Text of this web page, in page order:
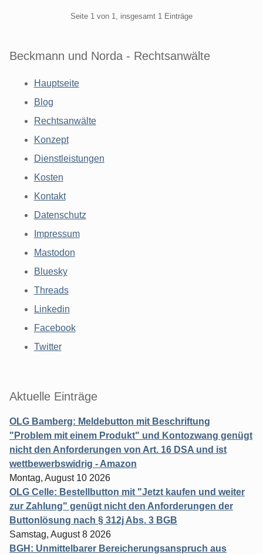
Seite 1 von 1, insgesamt 1 Einträge
Beckmann und Norda - Rechtsanwälte
Hauptseite
Blog
Rechtsanwälte
Konzept
Dienstleistungen
Kosten
Kontakt
Datenschutz
Impressum
Mastodon
Bluesky
Threads
Linkedin
Facebook
Twitter
Aktuelle Einträge
OLG Bamberg: Meldebutton mit Beschriftung
"Problem mit einem Produkt" und Kontozwang genügt
nicht den Anforderungen von Art. 16 DSA und ist
wettbewerbswidrig - Amazon
Montag, August 10 2026
OLG Celle: Bestellbutton mit "Jetzt kaufen und weiter
zur Zahlung" genügt nicht den Anforderungen der
Buttonlösung nach § 312j Abs. 3 BGB
Samstag, August 8 2026
BGH: Unmittelbarer Bereicherungsanspruch aus